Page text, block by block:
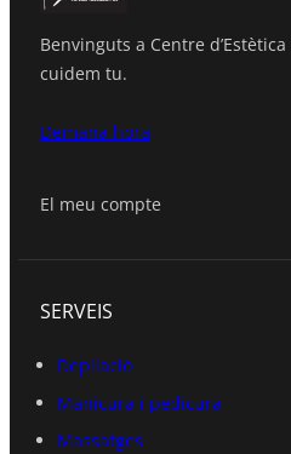
Benvinguts a Centre
cuidem tu.
Demana hora
El meu compte
SERVEIS
Depilació
Manicura i pedicura
Massatges